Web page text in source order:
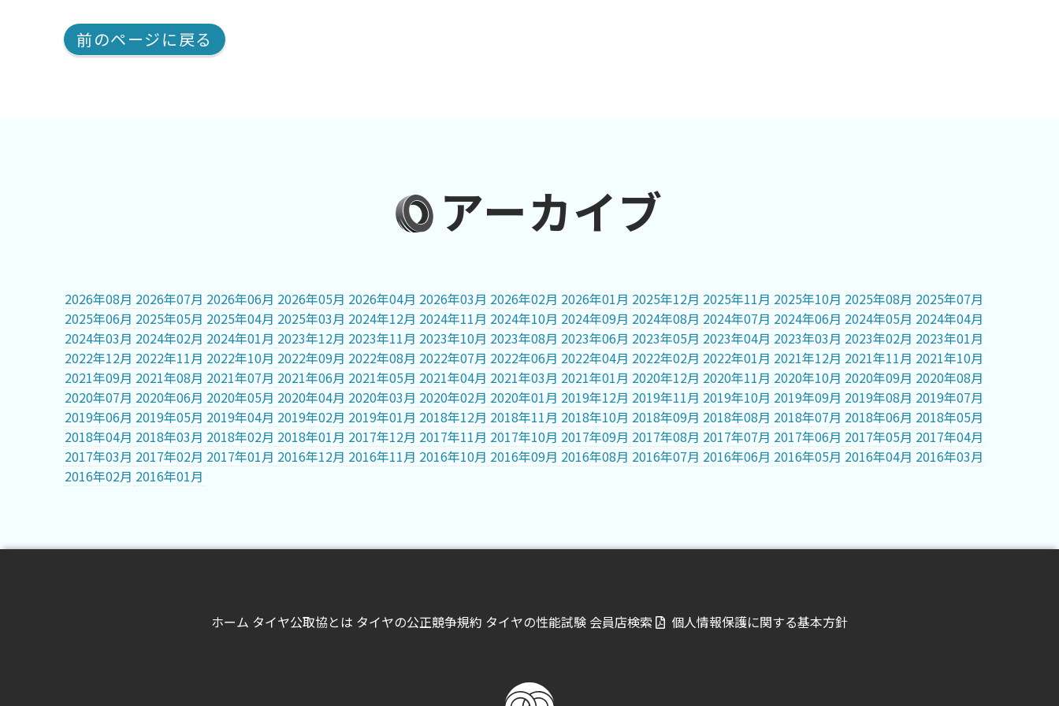
前のページに戻る
アーカイブ
2026年08月 2026年07月 2026年06月 2026年05月 2026年04月 2026年03月 2026年02月 2026年01月 2025年12月 2025年11月 2025年10月 2025年08月 2025年07月
2025年06月 2025年05月 2025年04月 2025年03月 2024年12月 2024年11月 2024年10月 2024年09月 2024年08月 2024年07月 2024年06月 2024年05月 2024年04月
2024年03月 2024年02月 2024年01月 2023年12月 2023年11月 2023年10月 2023年08月 2023年06月 2023年05月 2023年04月 2023年03月 2023年02月 2023年01月
2022年12月 2022年11月 2022年10月 2022年09月 2022年08月 2022年07月 2022年06月 2022年04月 2022年02月 2022年01月 2021年12月 2021年11月 2021年10月
2021年09月 2021年08月 2021年07月 2021年06月 2021年05月 2021年04月 2021年03月 2021年01月 2020年12月 2020年11月 2020年10月 2020年09月 2020年08月
2020年07月 2020年06月 2020年05月 2020年04月 2020年03月 2020年02月 2020年01月 2019年12月 2019年11月 2019年10月 2019年09月 2019年08月 2019年07月
2019年06月 2019年05月 2019年04月 2019年02月 2019年01月 2018年12月 2018年11月 2018年10月 2018年09月 2018年08月 2018年07月 2018年06月 2018年05月
2018年04月 2018年03月 2018年02月 2018年01月 2017年12月 2017年11月 2017年10月 2017年09月 2017年08月 2017年07月 2017年06月 2017年05月 2017年04月
2017年03月 2017年02月 2017年01月 2016年12月 2016年11月 2016年10月 2016年09月 2016年08月 2016年07月 2016年06月 2016年05月 2016年04月 2016年03月
2016年02月 2016年01月
ホーム タイヤ公取協とは タイヤの公正競争規約 タイヤの性能試験 会員店検索 個人情報保護に関する基本方針